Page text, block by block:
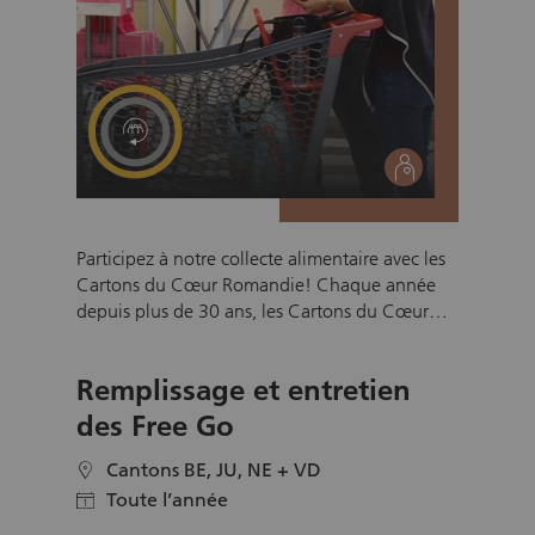
social
Participez à notre collecte alimentaire avec les
Cartons du Cœur Romandie! Chaque année
depuis plus de 30 ans, les Cartons du Cœur
situation de précarité. Les denrées collectées
sont ensuite redistribuées aux bénéficiaires via
nos 34 antennes en Suisse romande. Vous
souhaitez contribuer à la réussite de notre
prochaine collecte? Dans l’une de nos
Remplissage et entretien
des Free Go
location Cantons BE, JU, NE + VD
calendar Toute l’année